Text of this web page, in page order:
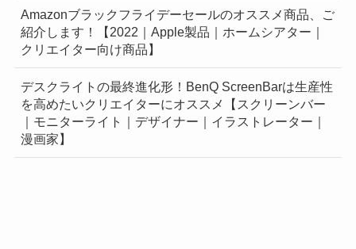
Amazonブラックフライデーセールのオススメ商品、ご
紹介します！【2022｜Apple製品｜ホームシアター｜
クリエイター向け商品】
デスクライトの最終進化形！BenQ ScreenBarは生産性
を高めたいクリエイターにオススメ【スクリーンバー
｜モニターライト｜デザイナー｜イラストレーター｜
漫画家】